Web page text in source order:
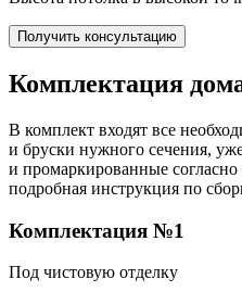
Получить консультацию
Комплектация
В комплект входят все
и бруски нужного сечения,
и промаркированные согласно
подробная инструкция по
Комплектация №1
Под чистовую отделку